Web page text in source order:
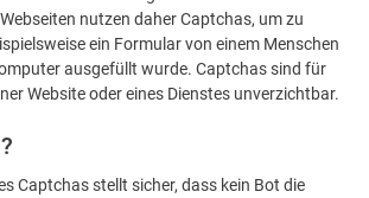
nutzen daher Captchas, um zu
ein Formular von einem Menschen
ausgefüllt wurde. Captchas sind für
Website oder eines Dienstes unverzichtbar.
Captchas stellt sicher, dass kein Bot die